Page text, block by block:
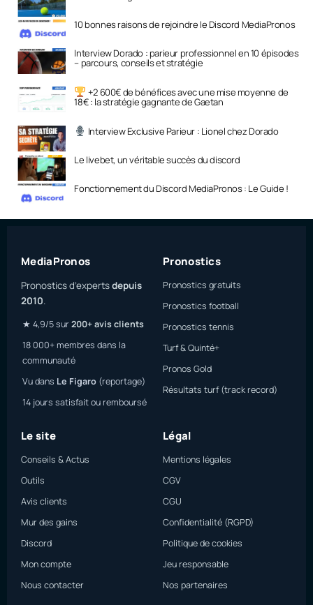
10 bonnes raisons de rejoindre le Discord MediaPronos
Interview Dorado : parieur professionnel en 10 épisodes
– parcours, conseils et stratégie
+2 600€ de bénéfices avec une mise moyenne de
18€ : la stratégie gagnante de Gaetan
Interview Exclusive Parieur : Lionel chez Dorado
Le livebet, un véritable succès du discord
Fonctionnement du Discord MediaPronos : Le Guide !
MediaPronos
Pronostics d’expertsdepuis
2010.
★ 4,9/5 sur200+ avis clients
18 000+ membres dans la
communauté
Vu dans Le Figaro (reportage)
14 jours satisfait ou remboursé
Pronostics
Pronostics gratuits
Pronostics football
Pronostics tennis
Turf & Quinté+
Pronos Gold
Résultats turf (track record)
Le site
Conseils & Actus
Outils
Avis clients
Mur des gains
Discord
Mon compte
Nous contacter
Légal
Mentions légales
CGV
CGU
Confidentialité (RGPD)
Politique de cookies
Jeu responsable
Nos partenaires